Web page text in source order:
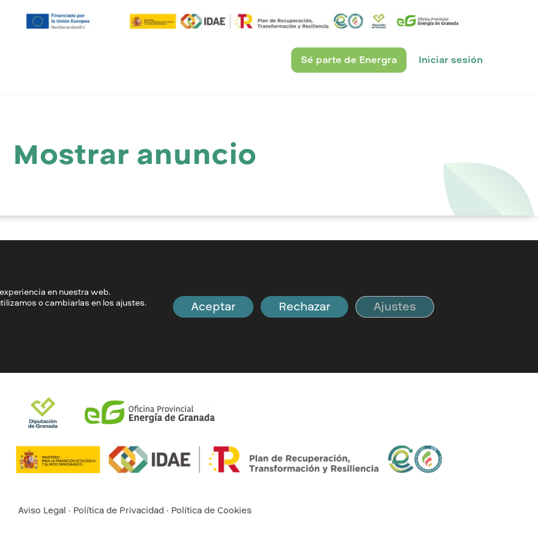
Sé parte de Energra Iniciar sesión
Mostrar anuncio
todos los anuncios.
Aviso Legal · Política de Privacidad· Política de Cookies
en nuestra web.
o cambiarlas en los ajustes.
Aceptar Rechazar Ajustes